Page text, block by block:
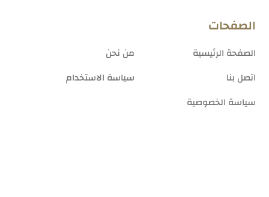
الصفحات
الصفحة الرئيسية
من نحن
اتصل بنا
سياسة الاستخدام
سياسة الخصوصية